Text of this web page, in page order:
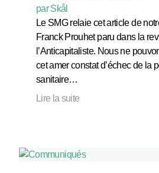
par Skål
Le SMG relaie cet article de
Franck Prouhet paru dans la
l’Anticapitaliste. Nous ne
cet amer constat d’échec de la
sanitaire…
Lire la suite